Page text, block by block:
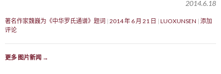
2014.6.18
著名作家魏巍为《中华罗氏通谱》题词 2014 年 6 月 21 日 LUOXUNSEN 添加
评论
更多 图片新闻 →